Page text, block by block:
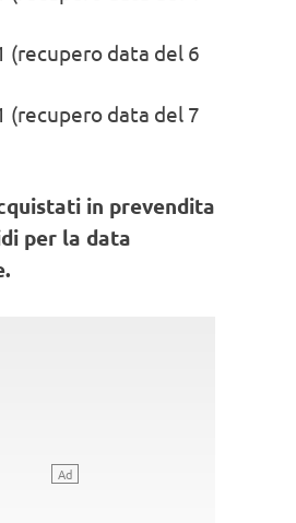
(recupero data del 6
(recupero data del 7
in prevendita
per la data